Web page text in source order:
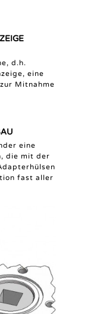
d.h.
eine
Mitnahme
eine
die mit der
fast aller